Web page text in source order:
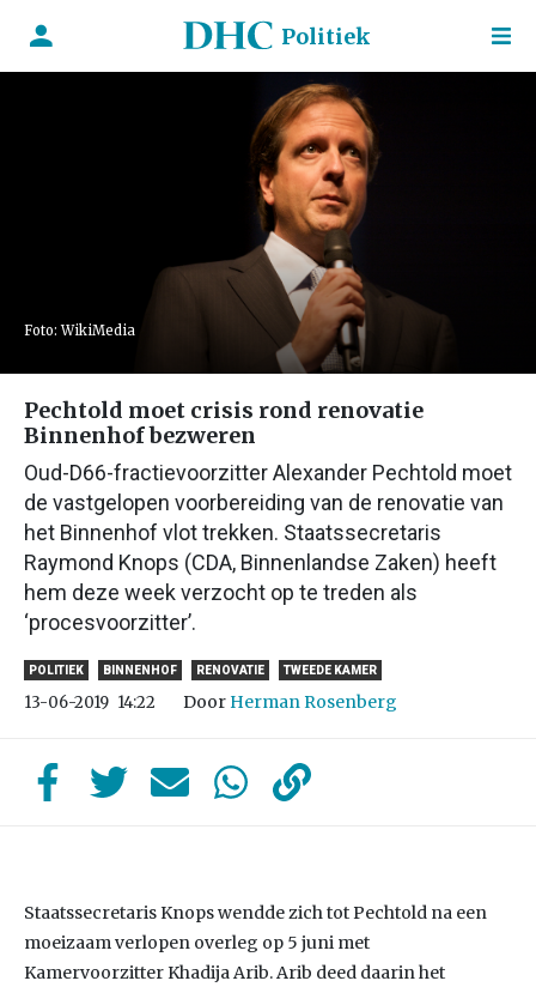
Politiek
Foto: WikiMedia
Pechtold moet crisis rond renovatie
Binnenhof bezweren
Oud-D66-fractievoorzitter Alexander Pechtold moet
de vastgelopen voorbereiding van de renovatie van
het Binnenhof vlot trekken. Staatssecretaris
Raymond Knops (CDA, Binnenlandse Zaken) heeft
hem deze week verzocht op te treden als
‘procesvoorzitter’.
POLITIEK BINNENHOF RENOVATIE TWEEDE KAMER
13-06-2019 14:22 Door Herman Rosenberg
Staatssecretaris Knops wendde zich tot Pechtold na een
moeizaam verlopen overleg op 5 juni met
Kamervoorzitter Khadija Arib. Arib deed daarin het